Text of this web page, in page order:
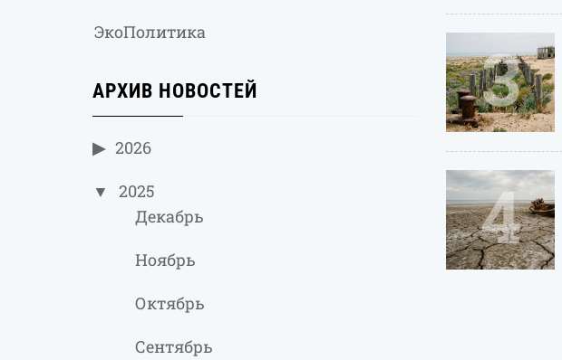
ЭкоПолитика
АРХИВ НОВОСТЕЙ
2026
2025
Декабрь
Ноябрь
Октябрь
Сентябрь
3
4